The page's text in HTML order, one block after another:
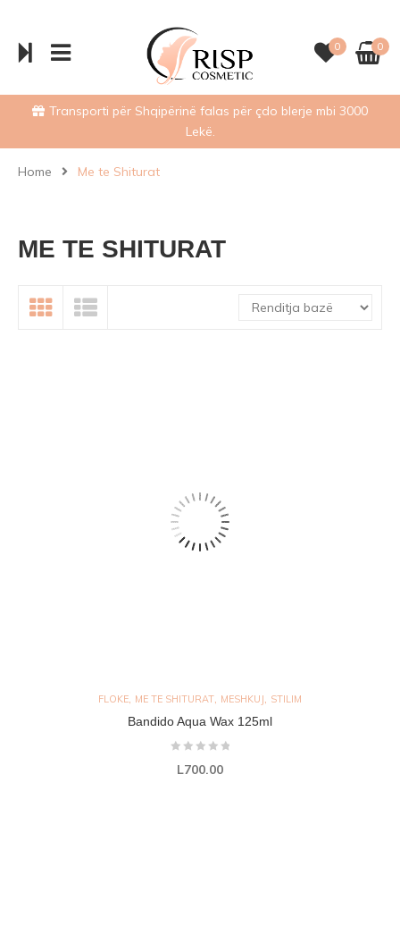
0 0
Transporti për Shqipërinë falas për çdo blerje mbi 3000
Lekë.
Home Me te Shiturat
ME TE SHITURAT
FLOKE, ME TE SHITURAT, MESHKUJ, STILIM
Bandido Aqua Wax 125ml
L700.00